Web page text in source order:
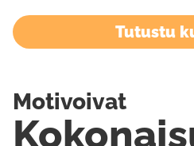
Tutustu
Motivoivat